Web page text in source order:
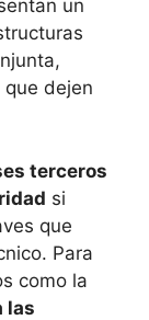
un
dejen
terceros
si
que
Para
como la
las